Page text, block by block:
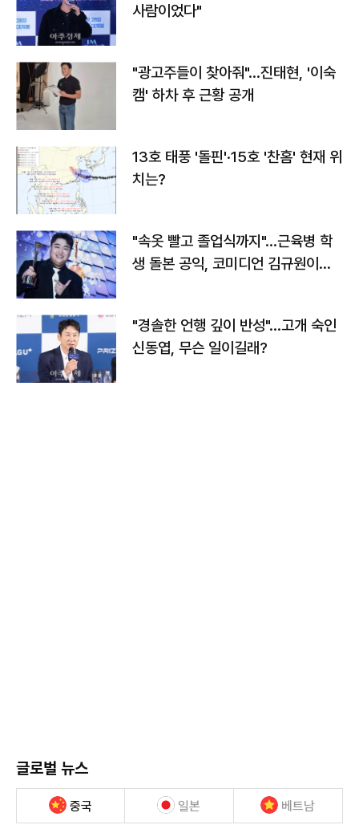
사람이었다"
"광고주들이 찾아줘"…진태현, '이숙
캠' 하차 후 근황 공개
13호 태풍 '돌핀'·15호 '찬홈' 현재 위
치는?
"속옷 빨고 졸업식까지"…근육병 학
생 돌본 공익, 코미디언 김규원이었
"경솔한 언행 깊이 반성"…고개 숙인
신동엽, 무슨 일이길래?
글로벌 뉴스
중국 일본 베트남